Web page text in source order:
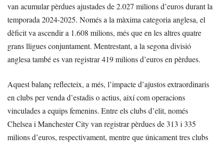
van acumular pèrdues ajustades de 2.027 milions d’euros durant la
temporada 2024-2025. Només a la màxima categoria anglesa, el
dèficit va ascendir a 1.608 milions, més que en les altres quatre
grans lligues conjuntament. Mentrestant, a la segona divisió
anglesa també es van registrar 419 milions d’euros en pèrdues.
Aquest balanç reflecteix, a més, l’impacte d’ajustos extraordinaris
en clubs per venda d’estadis o actius, així com operacions
vinculades a equips femenins. Entre els clubs d’elit, només
Chelsea i Manchester City van registrar pèrdues de 313 i 335
milions d’euros, respectivament, mentre que únicament tres clubs